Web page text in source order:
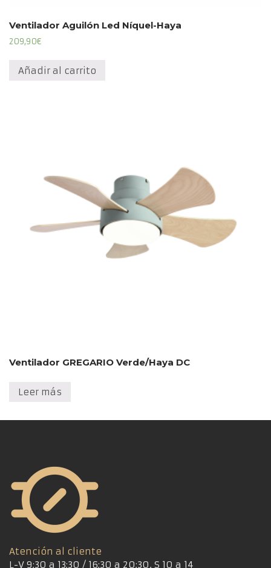
Ventilador Aguilón Led Níquel-Haya
209,90€
Añadir al carrito
Ventilador GREGARIO Verde/Haya DC
Leer más
Atención al cliente
L-V 9:30 a 13:30 / 16:30 a 20:30. S 10 a 14